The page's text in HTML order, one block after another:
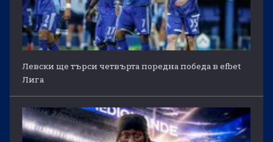
Левски ще търси четвърта поредна победа в efbet
Лига